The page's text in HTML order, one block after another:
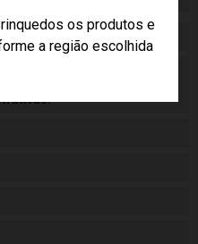
os produtos e
a região escolhida